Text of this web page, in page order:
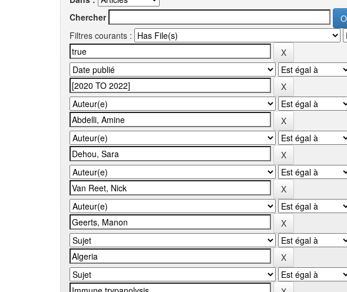
Chercher
Filtres courants :